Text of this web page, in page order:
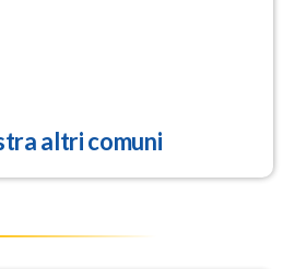
altri comuni